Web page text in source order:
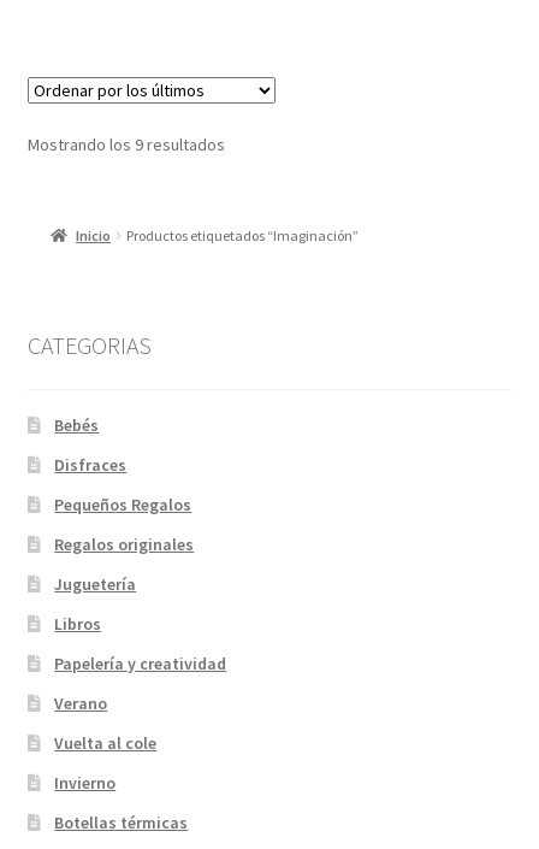
Mostrando los 9 resultadosOrdenado
Inicio Productos etiquetados “Imaginación”
CATEGORIAS
Bebés
Disfraces
Pequeños Regalos
Regalos originales
Juguetería
Libros
Papelería y creatividad
Verano
Vuelta al cole
Invierno
Botellas térmicas